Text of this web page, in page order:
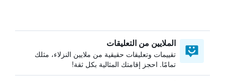
الملايين من التعليقات
تقييمات وتعليقات حقيقية من ملايين النزلاء، مثلك
تمامًا. احجز إقامتك المثالية بكل ثقة!